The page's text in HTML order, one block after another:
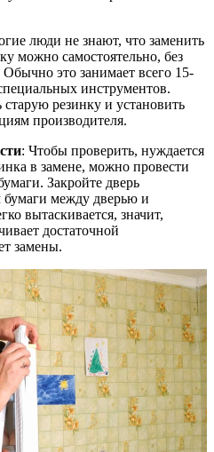
люди не знают, что заменить
можно самостоятельно, без
это занимает всего 15-
инструментов.
резинку и установить
производителя.
: Чтобы проверить, нуждается
в замене, можно провести
Закройте дверь
бумаги между дверью и
вытаскивается, значит,
достаточной
замены.